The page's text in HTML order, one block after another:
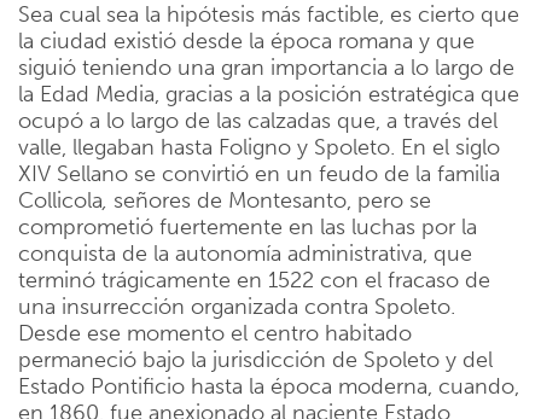
Sea cual sea la hipótesis más factible, es cierto que
la ciudad existió desde la época romana y que
siguió teniendo una gran importancia a lo largo de
la Edad Media, gracias a la posición estratégica que
ocupó a lo largo de las calzadas que, a través del
valle, llegaban hasta Foligno y Spoleto. En el siglo
XIV Sellano se convirtió en un feudo de la familia
Collicola, señores de Montesanto, pero se
comprometió fuertemente en las luchas por la
conquista de la autonomía administrativa, que
terminó trágicamente en 1522 con el fracaso de
una insurrección organizada contra Spoleto.
Desde ese momento el centro habitado
permaneció bajo la jurisdicción de Spoleto y del
Estado Pontificio hasta la época moderna, cuando,
en 1860, fue anexionado al naciente Estado